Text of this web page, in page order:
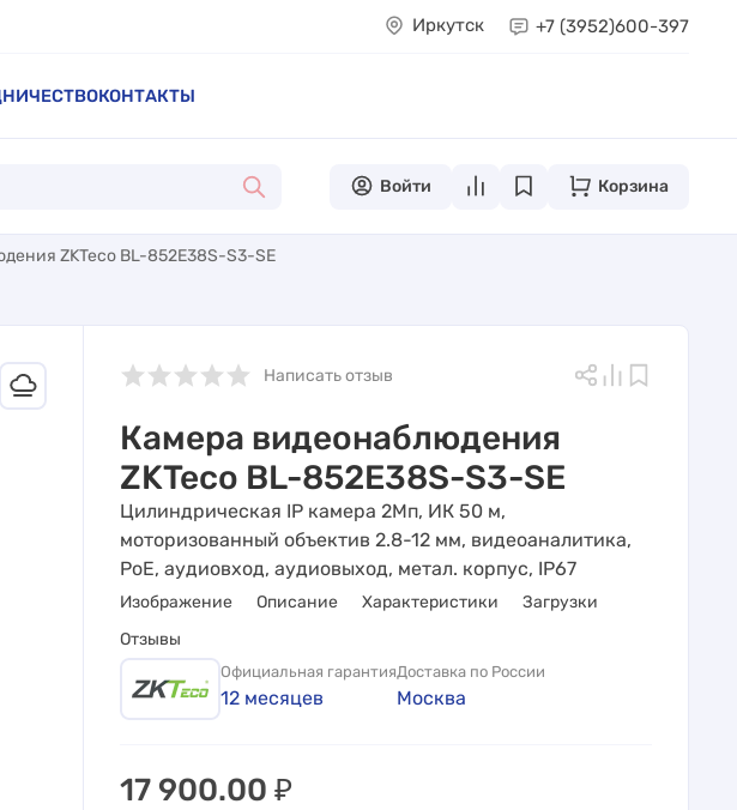
Иркутск +7 (3952)600-397
КОНТАКТЫ
Войти Корзина
ZKTeco BL-852E38S-S3-SE
Написать отзыв
Камера видеонаблюдения
ZKTeco BL-852E38S-S3-SE
Цилиндрическая IP камера 2Мп, ИК 50 м,
моторизованный объектив 2.8-12 мм, видеоаналитика,
PoE, аудиовход, аудиовыход, метал. корпус, IP67
Изображение Описание Характеристики
Загрузки
Отзывы
Официальная гарантия
12 месяцев
Доставка по России
Москва
17 900.00 ₽